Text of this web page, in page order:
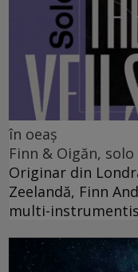
în oeaș
Finn & Oigăn, solo
Originar din
Zeelandă, Finn
multi-